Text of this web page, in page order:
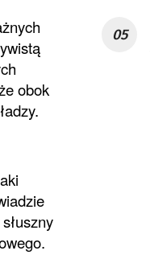
obok